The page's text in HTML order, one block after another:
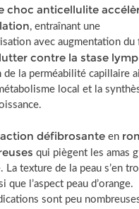
choc anticellulite
, entraînant une
avec augmentation du
lutter contre la stase
de la perméabilité capillaire
local et la
action défibrosanteen
qui piègent les amas
La texture de la peau s’en
que l’aspect peau d’orange.
sont peu